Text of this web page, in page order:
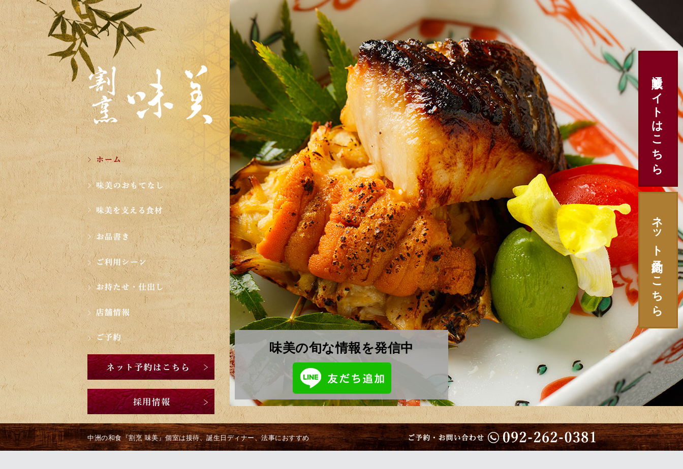
味美の旬な情報を発信中
中洲の和食『割烹 味美』個室は接待、誕生日ディナー、法事におすすめ
通販サイトはこちら
ネット予約はこちら